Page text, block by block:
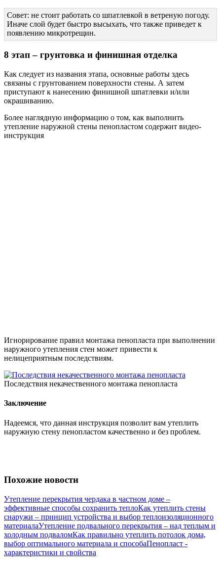
Совет: не стоит работать со шпатлевкой в ветреную погоду.
Иначе слой будет быстро высыхать, что также приведет к
появлению микротрещин.
8 этап – грунтовка и финишная отделка
Как следует из названия этапа, основные работы здесь
связаны с грунтованием поверхности стены. А затем
приступают к нанесению финишной шпатлевки и/или
окрашиванию.
Более наглядную информацию о том, как выполнить
утепление наружной стены пенопластом содержит видео-
инструкция
Игнорирование правил монтажа пенопласта при выполнении
наружного утепления стен может привести к
нелицеприятным последствиям.
Последствия некачественного монтажа пенопласта
Заключение
Надеемся, что данная инструкция позволит вам утеплить
наружную стену пенопластом качественно и без проблем.
Похожие новости
Утепление перекрытия чердака в частном доме –
эффективные способы сохранить теплоКак утеплить стены
снаружи – принцип устройства и выбор теплоизоляционного
материалаУтепление подвального перекрытия – над теплым и
холодным подваломКак правильно утеплить потолок дома,
выбор оптимального материала и способаПенопласт -
характеристики и свойства